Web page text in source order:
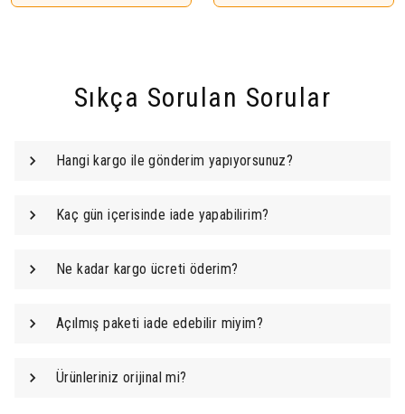
Sıkça Sorulan Sorular
Hangi kargo ile gönderim yapıyorsunuz?
Kaç gün içerisinde iade yapabilirim?
Ne kadar kargo ücreti öderim?
Açılmış paketi iade edebilir miyim?
Ürünleriniz orijinal mi?